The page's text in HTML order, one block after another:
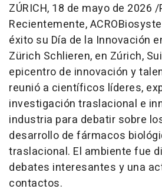
ZÚRICH, 18 de mayo de 2026 /
Recientemente,
éxito su Día de la Innovación
Zürich Schlieren, en Zúrich,
epicentro de innovación y
reunió a científicos líderes,
investigación traslacional e
industria para debatir sobre
desarrollo de fármacos
traslacional. El ambiente fue
debates interesantes y una
contactos.